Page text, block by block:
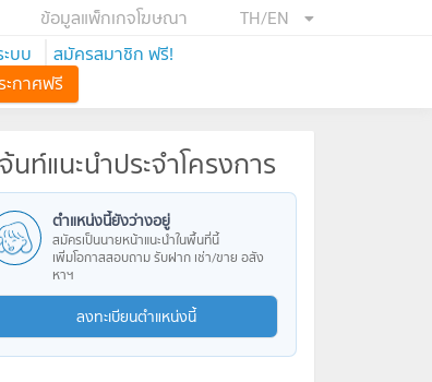
TH/EN
ข้อมูลแพ็กเกจโฆษณา
ะบบ
สมัครสมาชิก ฟรี!
ะกาศฟรี
จ้นท์แนะนำประจำโครงการ
ตำแหน่งนี้ยังว่างอยู่
สมัครเป็นนายหน้าแนะนำในพื้นที่นี้
เพิ่มโอกาสสอบถาม รับฝาก เช่า/ขาย อสัง
หาฯ
ลงทะเบียนตำแหน่งนี้